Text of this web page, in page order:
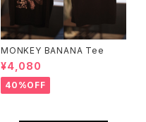
MONKEY BANANA Tee
¥4,080
40%OFF